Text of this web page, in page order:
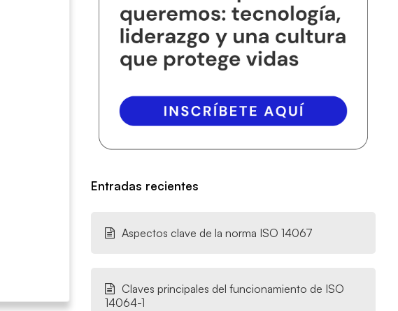
Entradas recientes
Aspectos clave de la norma ISO 14067
Claves principales del funcionamiento de ISO
14064-1